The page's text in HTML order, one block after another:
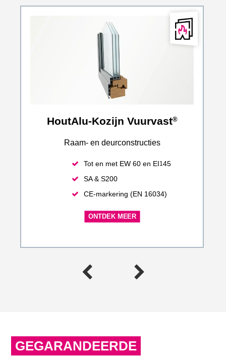
HoutAlu-Kozijn Vuurvast®
Raam- en deurconstructies
Tot en met EW 60 en EI1 45
SA & S200
CE-markering (EN 16034)
ONTDEK MEER
GEGARANDEERDE